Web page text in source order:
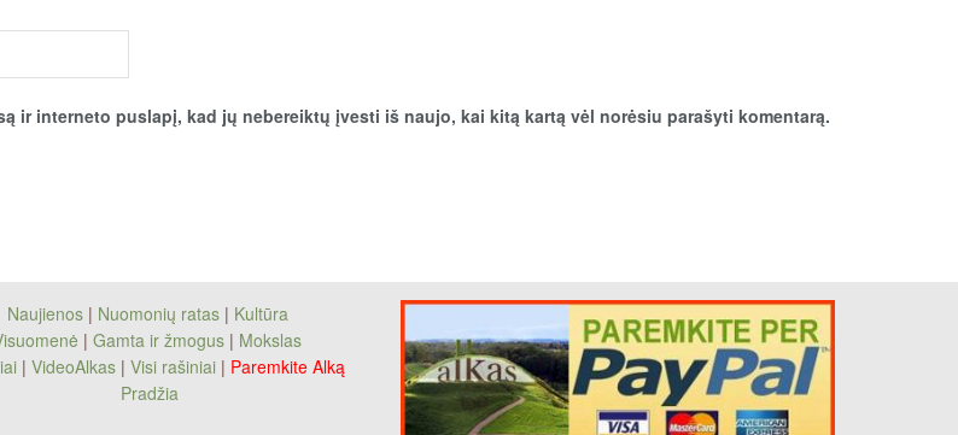
ir interneto puslapį, kad jų nebereiktų įvesti iš naujo, kai kitą kartą vėl norėsiu parašyti komentarą.
Naujienos| Nuomonių ratas| Kultūra
| Gamta ir žmogus | Mokslas
| VideoAlkas | Visi rašiniai | Paremkite Alką
Pradžia